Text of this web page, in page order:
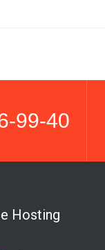
99-40
Hosting